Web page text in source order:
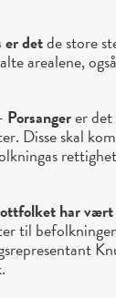
er detde store
arealene,
er
Disse skal
har vært
til